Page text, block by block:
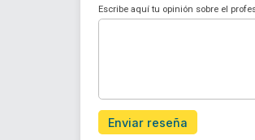
Escribe aquí tu opinión sobre el
Enviar reseña